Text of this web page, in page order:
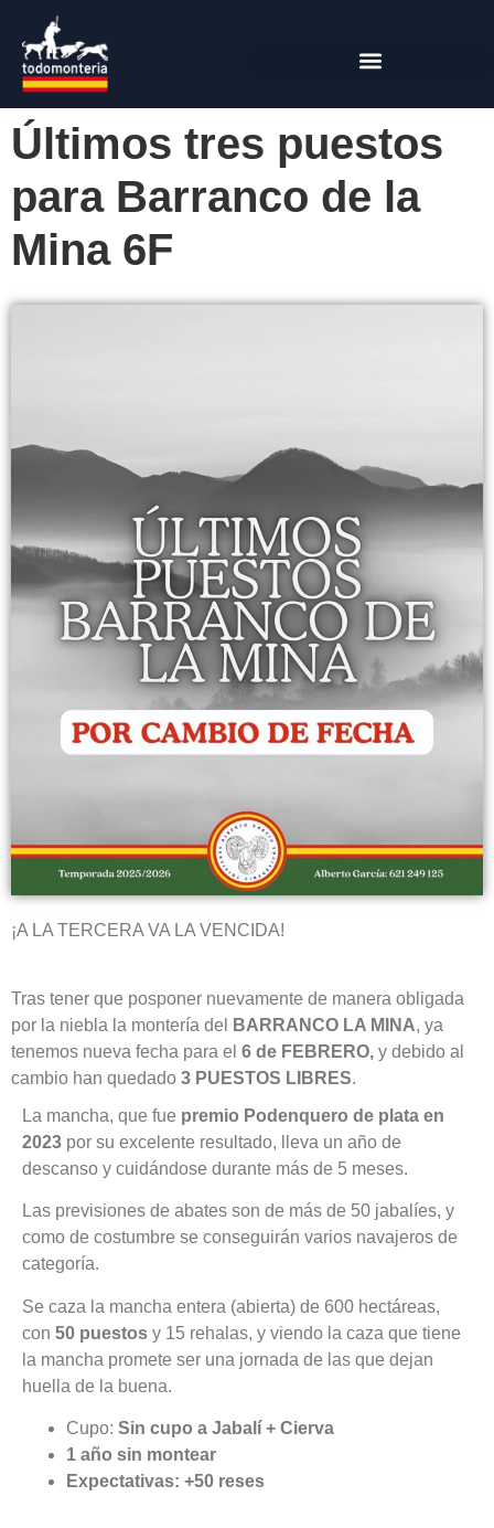
Últimos tres puestos
para Barranco de la
Mina 6F
¡A LA TERCERA VA LA VENCIDA!
Tras tener que posponer nuevamente de manera obligada
por la niebla la montería del
BARRANCO LA MINA, ya
tenemos nueva fecha para el 6 de FEBRERO, y debido al
cambio han quedado 3 PUESTOS LIBRES.
La mancha, que fue premio Podenquero de plata en
2023 por su excelente resultado, lleva un año de
descanso y cuidándose durante más de 5 meses.
Las previsiones de abates son de más de 50 jabalíes, y
como de costumbre se conseguirán varios navajeros de
categoría.
Se caza la mancha entera (abierta) de 600 hectáreas,
con 50 puestos y 15 rehalas, y viendo la caza que tiene
la mancha promete ser una jornada de las que dejan
huella de la buena.
Cupo: Sin cupo a Jabalí + Cierva
1 año sin montear
Expectativas: +50 reses